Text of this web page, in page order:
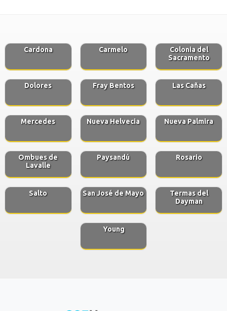
Cardona Carmelo
Colonia del
Sacramento
Dolores Fray Bentos Las Cañas
Mercedes Nueva Helvecia Nueva Palmira
Ombues de
Lavalle
Paysandú Rosario
Salto San José de Mayo
Termas del
Dayman
Young